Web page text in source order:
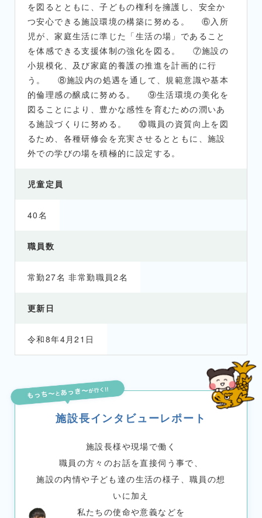
を図るとともに、子どもの権利を擁護し、安全か
つ安心できる施設環境の構築に努める。 ⑥入所
児が、家庭生活に準じた「生活の場」であること
を体感できる支援体制の強化を図る。 ⑦施設の
小規模化、及び家庭的養護の推進を計画的に行
う。 ⑧施設内の処遇を通して、規範意識や基本
的倫理感の醸成に努める。 ⑨生活環境の美化を
図ることにより、豊かな感性を育むための潤いあ
る施設づくりに努める。 ⑩職員の資質向上を図
るため、各種研修会を充実させるとともに、施設
外での学びの場を積極的に設定する。
児童定員
40名
職員数
常勤27名 非常勤職員2名
更新日
令和8年4月21日
施設長インタビューレポート
施設長様や現場で働く
職員の方々のお話を直接伺う事で、
施設の内情や子ども達の生活の様子、職員の想
いに加え
私たちの使命や意義などを